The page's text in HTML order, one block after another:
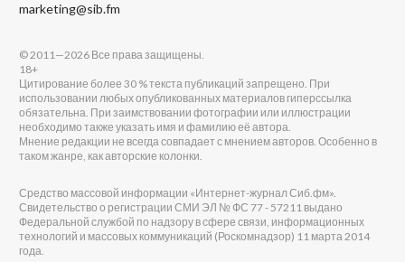
marketing@sib.fm
© 2011—2026 Все права защищены.
18+
Цитирование более 30 % текста публикаций запрещено. При
использовании любых опубликованных материалов гиперссылка
обязательна. При заимствовании фотографии или иллюстрации
необходимо также указать имя и фамилию её автора.
Мнение редакции не всегда совпадает с мнением авторов. Особенно в
таком жанре, как авторские колонки.
Средство массовой информации «Интернет-журнал Сиб.фм».
Свидетельство о регистрации СМИ ЭЛ № ФС 77 - 57211 выдано
Федеральной службой по надзору в сфере связи, информационных
технологий и массовых коммуникаций (Роскомнадзор) 11 марта 2014
года.